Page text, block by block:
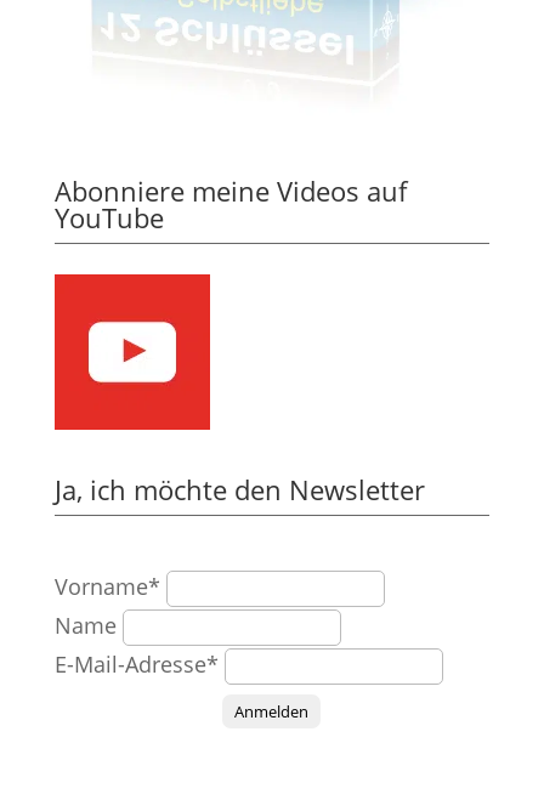
Abonniere meine Videos auf
YouTube
Ja, ich möchte den Newsletter
Vorname*
Name
E-Mail-Adresse*
Anmelden